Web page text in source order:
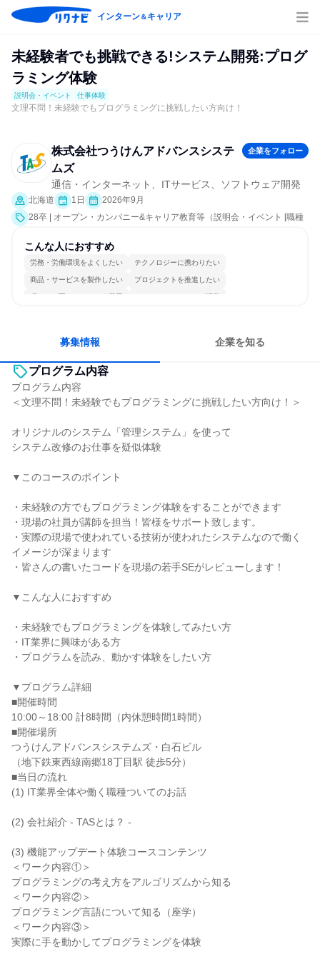
インターン＆キャリア
未経験者でも挑戦できる!システム開発:プログ
ラミング体験
説明会・イベント 仕事体験
文理不問！未経験でもプログラミングに挑戦したい方向け！
株式会社つうけんアドバンスシステ
ムズ
企業をフォロー
通信・インターネット、ITサービス、ソフトウェア開発
北海道 1日
2026年9月
28卒 | オープン・カンパニー&キャリア教育等（説明会・イベント [職種
究]、仕事体験）
こんな人におすすめ
労務・労働環境をよくしたい テクノロジーに携わりたい
商品・サービスを製作したい プロジェクトを推進したい
穏やかで互いのペースを尊重 コミュニケーションが活発
募集情報 企業を知る
プログラム内容
プログラム内容
＜文理不問！未経験でもプログラミングに挑戦したい方向け！＞
オリジナルのシステム「管理システム」を使って
システム改修のお仕事を疑似体験
▼このコースのポイント
・未経験の方でもプログラミング体験をすることができます
・現場の社員が講師を担当！皆様をサポート致します。
・実際の現場で使われている技術が使われたシステムなので働く
イメージが深まります
・皆さんの書いたコードを現場の若手SEがレビューします！
▼こんな人におすすめ
・未経験でもプログラミングを体験してみたい方
・IT業界に興味がある方
・プログラムを読み、動かす体験をしたい方
▼プログラム詳細
■開催時間
10:00～18:00 計8時間（内休憩時間1時間）
■開催場所
つうけんアドバンスシステムズ・白石ビル
（地下鉄東西線南郷18丁目駅 徒歩5分）
■当日の流れ
(1) IT業界全体や働く職種ついてのお話
(2) 会社紹介 - TASとは？ -
(3) 機能アップデート体験コースコンテンツ
＜ワーク内容①＞
プログラミングの考え方をアルゴリズムから知る
＜ワーク内容②＞
プログラミング言語について知る（座学）
＜ワーク内容③＞
実際に手を動かしてプログラミングを体験